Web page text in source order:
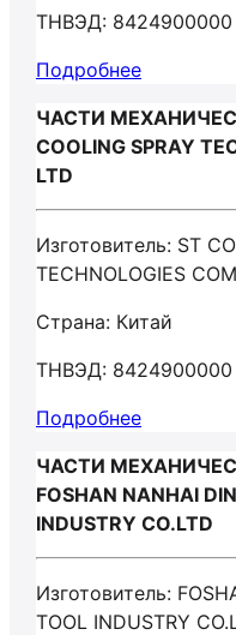
ТНВЭД: 8424900000
Подробнее
ЧАСТИ
COOLING SPRAY
LTD
Изготовитель: ST
TECHNOLOGIES
Страна: Китай
ТНВЭД: 8424900000
Подробнее
ЧАСТИ
FOSHAN NANHAI
INDUSTRY CO.LTD
Изготовитель:
TOOL INDUSTRY